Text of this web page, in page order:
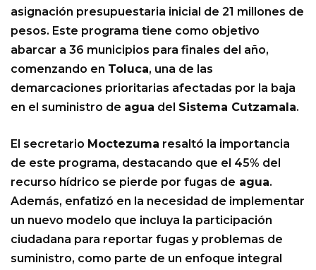
asignación presupuestaria inicial de 21 millones de
pesos. Este programa tiene como objetivo
abarcar a 36 municipios para finales del año,
comenzando en Toluca, una de las
demarcaciones prioritarias afectadas por la baja
en el suministro de agua del Sistema Cutzamala.
El secretario Moctezuma resaltó la importancia
de este programa, destacando que el 45% del
recurso hídrico se pierde por fugas de agua.
Además, enfatizó en la necesidad de implementar
un nuevo modelo que incluya la participación
ciudadana para reportar fugas y problemas de
suministro, como parte de un enfoque integral